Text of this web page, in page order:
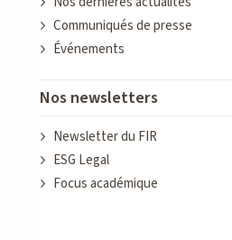
Communiqués de presse
Événements
Nos newsletters
Newsletter du FIR
ESG Legal
Focus académique